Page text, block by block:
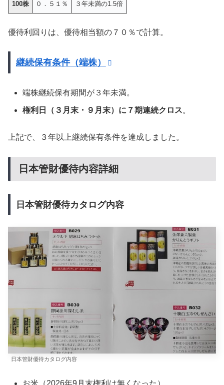
100株 ０．５１％ ３年未満の1.5倍
優待利回りは、優待相当額の７０％で計算。
継続保有条件（端株）
端株継続保有期間が３年未満。
権利日（３月末・９月末）に７期連続クロス。
上記で、３年以上継続保有条件を達成しました。
日本管財優待内容詳細
日本管財優待カタログ内容
日本管財優待カタログ内容
お米（2026年9月末権利は無くなった）